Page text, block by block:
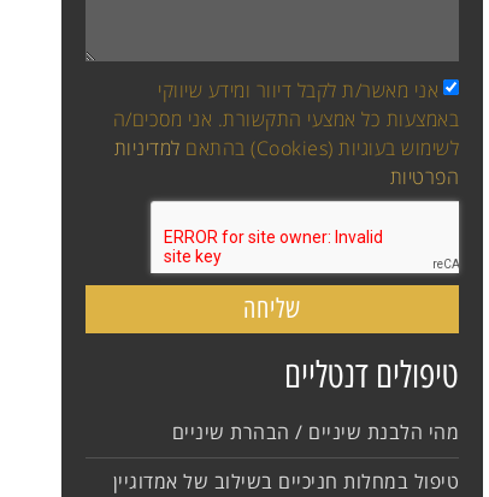
אני מאשר/ת לקבל דיוור ומידע שיווקי
באמצעות כל אמצעי התקשורת. אני מסכים/ה
לשימוש בעוגיות (Cookies) בהתאם
למדיניות
הפרטיות
שליחה
טיפולים דנטליים
מהי הלבנת שיניים / הבהרת שיניים
טיפול במחלות חניכיים בשילוב של אמדוגיין